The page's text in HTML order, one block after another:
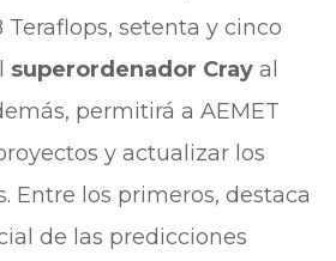
Teraflops, setenta y cinco
superordenador Crayal
permitirá a AEMET
y actualizar los
Entre los primeros, destaca
de las predicciones